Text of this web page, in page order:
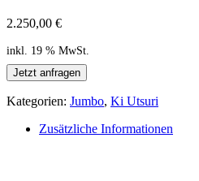
2.250,00 €
inkl. 19 % MwSt.
Jetzt anfragen
Kategorien: Jumbo, Ki Utsuri
Zusätzliche Informationen